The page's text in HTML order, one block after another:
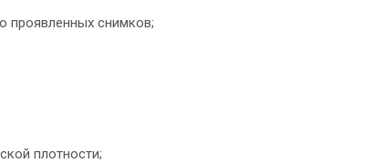
проявленных снимков;
плотности;